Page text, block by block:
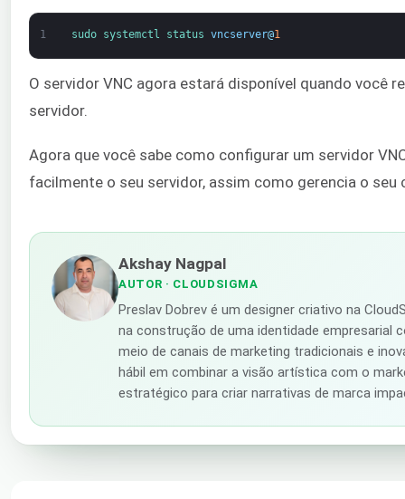
1 sudo systemctl status vncserver@1
O servidor VNC agora estará disponível quando você
servidor.
Agora que você sabe como configurar um servidor
facilmente o seu servidor, assim como gerencia o seu
Akshay Nagpal
AUTOR · CLOUDSIGMA
Preslav Dobrev é um designer criativo na
na construção de uma identidade empresarial
meio de canais de marketing tradicionais e
hábil em combinar a visão artística com o
estratégico para criar narrativas de marca